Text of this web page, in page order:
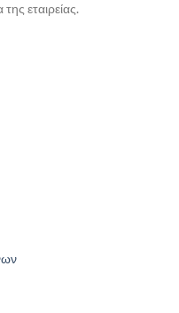
εταιρείας.